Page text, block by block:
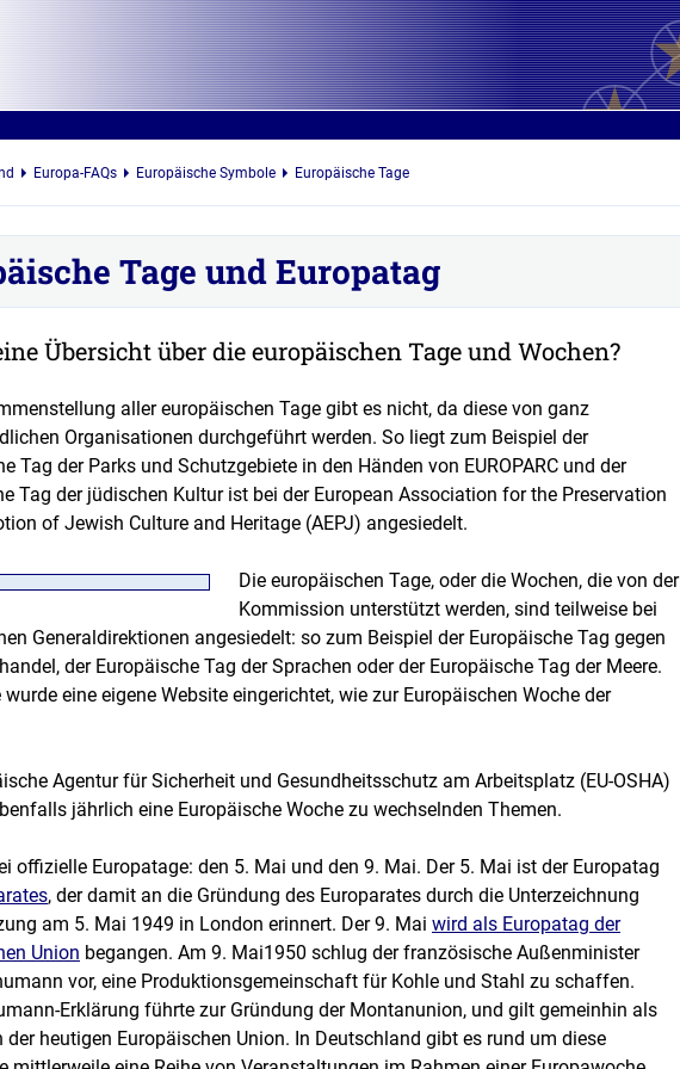
Europa-FAQs Europäische Symbole Europäische Tage
Tage und Europatag
Übersicht über die europäischen Tage und Wochen?
aller europäischen Tage gibt es nicht, da diese von ganz
Organisationen durchgeführt werden. So liegt zum Beispiel der
Tag der Parks und Schutzgebiete in den Händen von EUROPARC und der
Tag der jüdischen Kultur ist bei der European Association for the Preservation
of Jewish Culture and Heritage (AEPJ) angesiedelt.
Die europäischen Tage, oder die Wochen, die von der
Kommission unterstützt werden, sind teilweise bei
Generaldirektionen angesiedelt: so zum Beispiel der Europäische Tag gegen
der Europäische Tag der Sprachen oder der Europäische Tag der Meere.
wurde eine eigene Website eingerichtet, wie zur Europäischen Woche der
Agentur für Sicherheit und Gesundheitsschutz am Arbeitsplatz (EU-OSHA)
jährlich eine Europäische Woche zu wechselnden Themen.
offizielle Europatage: den 5. Mai und den 9. Mai. Der 5. Mai ist der Europatag
, der damit an die Gründung des Europarates durch die Unterzeichnung
am 5. Mai 1949 in London erinnert. Der 9. Mai wird als Europatag der
Union begangen. Am 9. Mai1950 schlug der französische Außenminister
vor, eine Produktionsgemeinschaft für Kohle und Stahl zu schaffen.
Erklärung führte zur Gründung der Montanunion, und gilt gemeinhin als
der heutigen Europäischen Union. In Deutschland gibt es rund um diese